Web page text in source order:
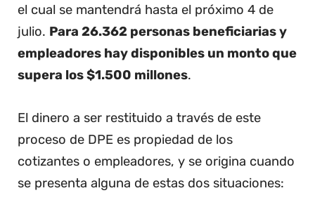
el cual se mantendrá hasta el próximo 4 de
julio. Para 26.362 personas beneficiarias y
empleadores hay disponibles un monto que
supera los $1.500 millones.
El dinero a ser restituido a través de este
proceso de DPE es propiedad de los
cotizantes o empleadores, y se origina cuando
se presenta alguna de estas dos situaciones: